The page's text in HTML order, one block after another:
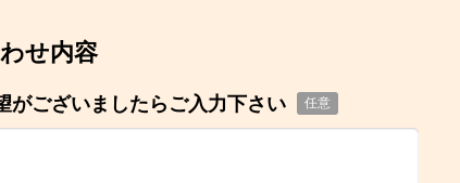
せ内容
がございましたらご入力下さい 任意